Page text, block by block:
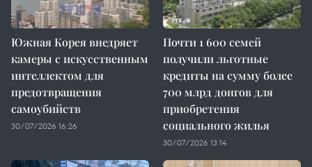
Южная Корея внедряет
камеры с искусственным
интеллектом для
предотвращения
самоубийств
30/07/2026 16:26
Почти 1 600 семей
получили льготные
кредиты на сумму более
700 млрд донгов для
приобретения
социального жилья
30/07/2026 13:14